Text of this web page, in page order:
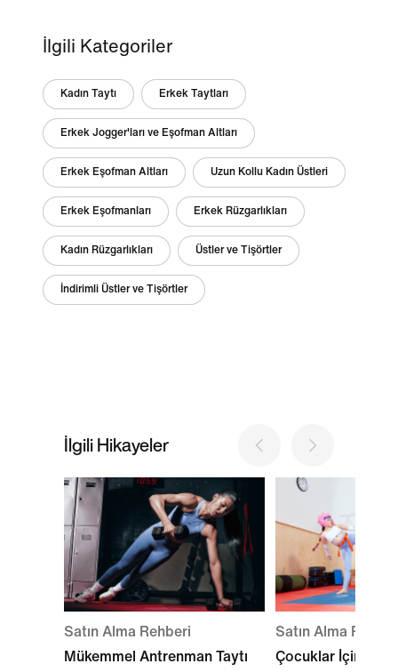
İlgili Kategoriler
Kadın Taytı Erkek Taytları
Erkek Jogger'ları ve Eşofman Altları
Erkek Eşofman Altları Uzun Kollu Kadın Üstleri
Erkek Eşofmanları Erkek Rüzgarlıkları
Kadın Rüzgarlıkları Üstler ve Tişörtler
İndirimli Üstler ve Tişörtler
İlgili Hikayeler
Satın Alma Rehberi
Mükemmel Antrenman Taytı
Satın Alma
Çocuklar İçin En